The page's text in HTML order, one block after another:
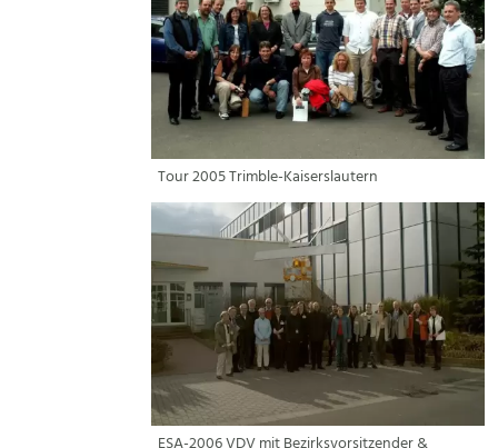
Tour 2005 Trimble-Kaiserslautern